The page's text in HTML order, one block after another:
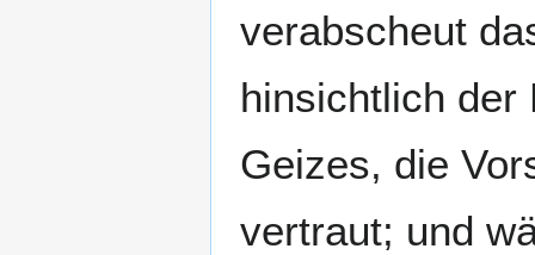
verabscheut
hinsichtlich der
Geizes, die
vertraut; und